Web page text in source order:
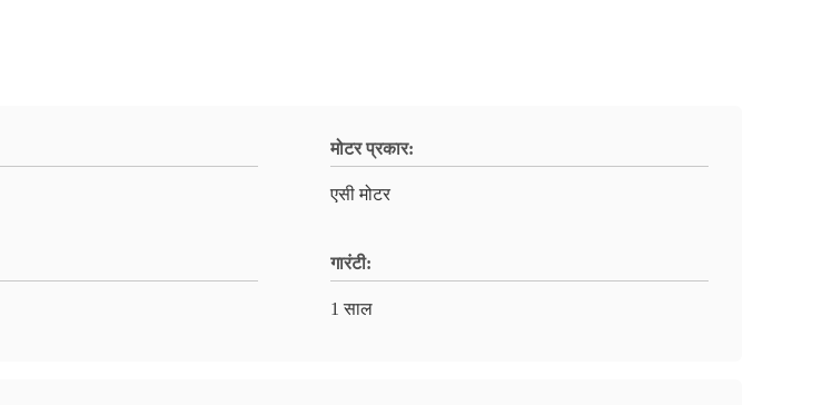
मोटर प्रकार:
एसी मोटर
गारंटी:
1 साल